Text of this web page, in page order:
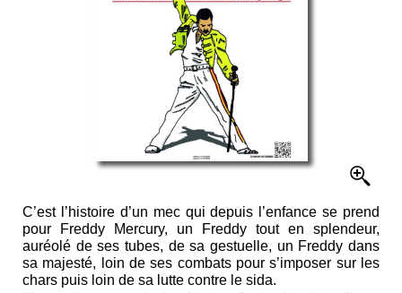
C’est l’histoire d’un mec qui depuis l’enfance se prend
pour Freddy Mercury, un Freddy tout en splendeur,
auréolé de ses tubes, de sa gestuelle, un Freddy dans
sa majesté, loin de ses combats pour s’imposer sur les
chars puis loin de sa lutte contre le sida.